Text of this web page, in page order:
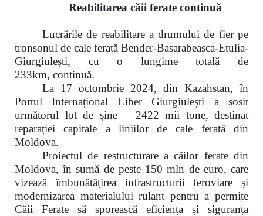
Reabilitarea căii ferate continuă
Lucrările de reabilitare a drumului de fier pe
tronsonul de cale ferată Bender-Basarabeasca-Etulia-
Giurgiulești, cu o lungime totală de
233km, continuă.
La 17 octombrie 2024,din Kazahstan, în
Portul Internațional Liber Giurgiulești a sosit
următorul lot de șine – 2422 mii tone, destinat
reparației capitale a liniilor de cale ferată din
Moldova.
Proiectul de restructurare a căilor ferate din
Moldova, în sumă de peste 150 mln de euro, care
vizează îmbunătățirea infrastructurii feroviare și
modernizarea materialului rulant pentru a permite
Căii Ferate să sporească eficiența și siguranța